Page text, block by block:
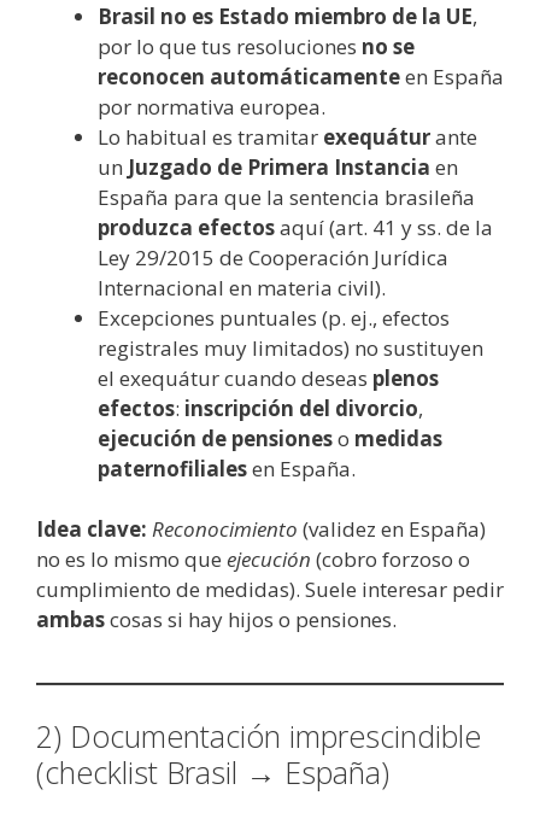
Brasil no es Estado miembro de la UE,
por lo que tus resoluciones no se
reconocen automáticamenteen España
por normativa europea.
Lo habitual es tramitar exequáturante
un Juzgado de Primera Instancia en
España para que la sentencia brasileña
produzca efectosaquí (art. 41 y ss. de la
Ley 29/2015 de Cooperación Jurídica
Internacional en materia civil).
Excepciones puntuales (p. ej., efectos
registrales muy limitados) no sustituyen
el exequátur cuando deseas plenos
efectos: inscripción del divorcio,
ejecución de pensioneso medidas
paternofilialesen España.
Idea clave: Reconocimiento (validez en España)
no es lo mismo que ejecución (cobro forzoso o
cumplimiento de medidas). Suele interesar pedir
ambascosas si hay hijos o pensiones.
2) Documentación imprescindible
(checklist Brasil → España)